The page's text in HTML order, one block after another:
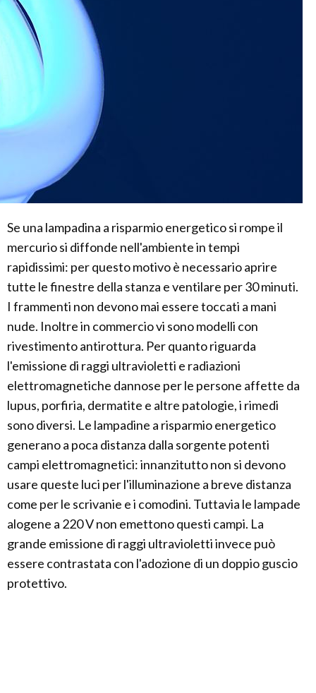
Se una lampadina a risparmio energetico si rompe il
mercurio si diffonde nell'ambiente in tempi
rapidissimi: per questo motivo è necessario aprire
tutte le finestre della stanza e ventilare per 30 minuti.
I frammenti non devono mai essere toccati a mani
nude. Inoltre in commercio vi sono modelli con
rivestimento antirottura. Per quanto riguarda
l'emissione di raggi ultravioletti e radiazioni
elettromagnetiche dannose per le persone affette da
lupus, porfiria, dermatite e altre patologie, i rimedi
sono diversi. Le lampadine a risparmio energetico
generano a poca distanza dalla sorgente potenti
campi elettromagnetici: innanzitutto non si devono
usare queste luci per l'illuminazione a breve distanza
come per le scrivanie e i comodini. Tuttavia le lampade
alogene a 220 V non emettono questi campi. La
grande emissione di raggi ultravioletti invece può
essere contrastata con l'adozione di un doppio guscio
protettivo.